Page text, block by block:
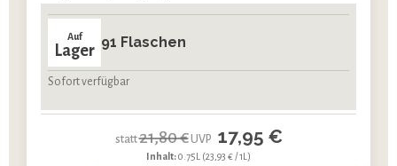
Auf
Lager 91 Flaschen
Sofort verfügbar
statt21,80 €UVP 17,95 €
Inhalt:0.75L (23,93 € / 1L)